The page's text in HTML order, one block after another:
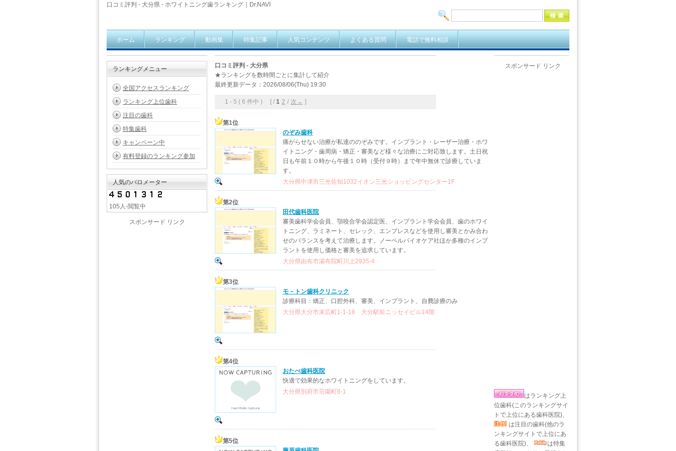
口コミ評判 - 大分県 - ホワイトニング歯ランキング｜Dr.NAVI
ホーム ランキング 動画集 特集記事 人気コンテンツ よくある質問 電話で無料相談
口コミ評判 - 大分県
★ランキングを数時間ごとに集計して紹介
最終更新データ：2026/08/06(Thu) 19:30
1 - 5 ( 6 件中 ) [ / 1 2 / 次→ ]
第1位
のぞみ歯科
痛がらせない治療が私達ののぞみです。インプラント・レーザー治療・ホワ
イトニング・歯周病・矯正・審美など様々な治療にご対応致します。土日祝
日も午前１０時から午後１０時（受付９時）まで年中無休で診療していま
す。
大分県中津市三光佐知1032イオン三光ショッピングセンター1F
第2位
田代歯科医院
審美歯科学会会員、顎咬合学会認定医、インプラント学会会員、歯のホワイ
トニング、ラミネート、セレック、エンプレスなどを使用し審美とかみ合わ
せのバランスを考えて治療します。ノーベルバイオケア社ほか多種のインプ
ラントを使用し価格と審美を追求しています。
大分県由布市湯布院町川上2935-4
第3位
モ－トン歯科クリニック
診療科目：矯正、口腔外科、審美、インプラント、自費診療のみ
大分県大分市末広町1-1-18 大分駅前ニッセイビル14階
第4位
おたべ歯科医院
快適で効果的なホワイトニングをしています。
大分県別府市荘園町8-1
第5位
ランキングメニュー
全国アクセスランキング
ランキング上位歯科
注目の歯科
特集歯科
キャンペーン中
有料登録のランキング参加
人気のバロメーター
105人-閲覧中
スポンサード リンク
スポンサード リンク
はランキング上
位歯科(このランキングサイ
トで上位にある歯科医院)、
は注目の歯科(他のラ
ンキングサイトで上位にあ
る歯科医院)、
は特集